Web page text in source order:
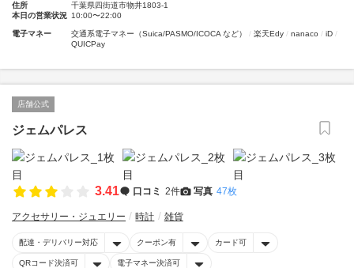
住所
千葉県四街道市物井1803-1
本日の営業状況 10:00〜22:00
電子マネー 交通系電子マネー（Suica/PASMO/ICOCA など） 楽天Edy nanaco
iD
QUICPay
店舗公式
ジェムパレス
3.41 口コミ 2件 写真 47枚
アクセサリー・ジュエリー 時計 雑貨
配達・デリバリー対応 クーポン有 カード可
QRコード決済可 電子マネー決済可